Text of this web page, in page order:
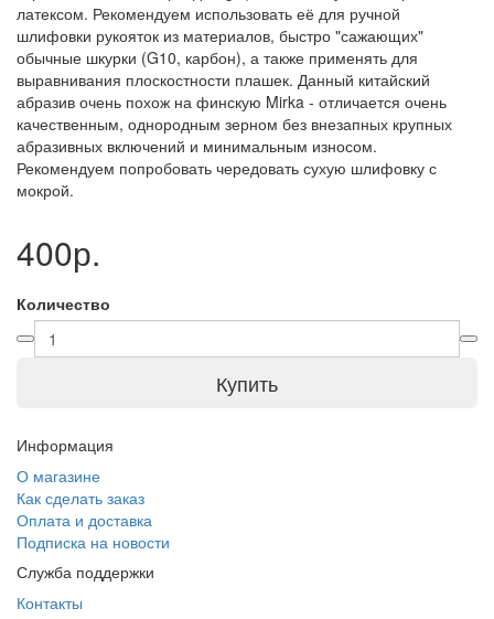
латексом. Рекомендуем использовать её для ручной
шлифовки рукояток из материалов, быстро "сажающих"
обычные шкурки (G10, карбон), а также применять для
выравнивания плоскостности плашек. Данный китайский
абразив очень похож на финскую Mirka - отличается очень
качественным, однородным зерном без внезапных крупных
абразивных включений и минимальным износом.
Рекомендуем попробовать чередовать сухую шлифовку с
мокрой.
400р.
Количество
Купить
Информация
О магазине
Как сделать заказ
Оплата и доставка
Подписка на новости
Служба поддержки
Контакты